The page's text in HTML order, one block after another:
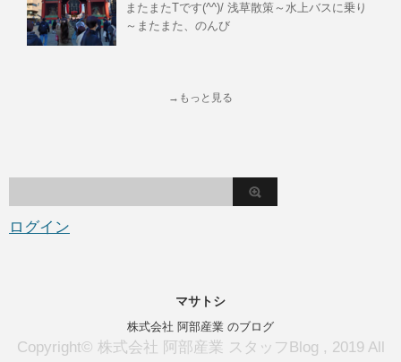
またまたTです(^^)/ 浅草散策～水上バスに乗り
～またまた、のんび
→もっと見る
ログイン
マサトシ
株式会社 阿部産業 のブログ
Copyright© 株式会社 阿部産業 スタッフBlog , 2019 All